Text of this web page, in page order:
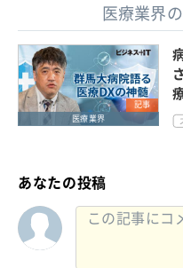
医療業界
記事
医療業界
あなたの投稿